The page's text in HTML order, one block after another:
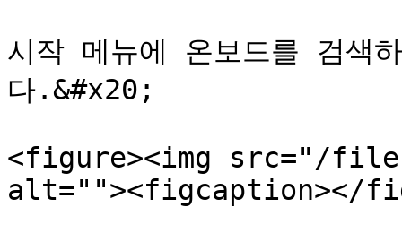
시작 메뉴에 온보드를 검색
다.&#x20;
<figure><img src="/files/
alt=""><figcaption></